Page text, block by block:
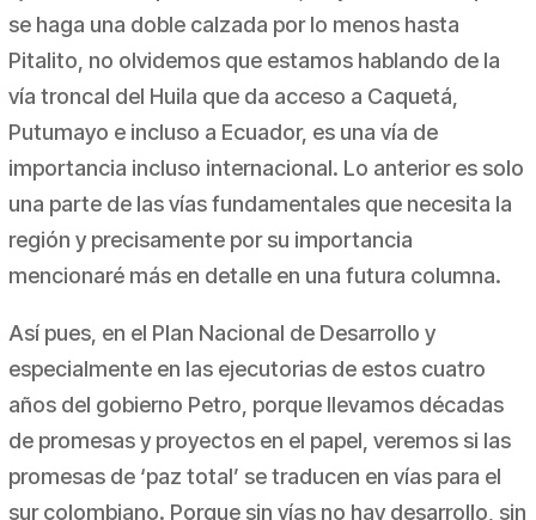
se haga una doble calzada por lo menos hasta
Pitalito, no olvidemos que estamos hablando de la
vía troncal del Huila que da acceso a Caquetá,
Putumayo e incluso a Ecuador, es una vía de
importancia incluso internacional. Lo anterior es solo
una parte de las vías fundamentales que necesita la
región y precisamente por su importancia
mencionaré más en detalle en una futura columna.
Así pues, en el Plan Nacional de Desarrollo y
especialmente en las ejecutorias de estos cuatro
años del gobierno Petro, porque llevamos décadas
de promesas y proyectos en el papel, veremos si las
promesas de ‘paz total’ se traducen en vías para el
sur colombiano. Porque sin vías no hay desarrollo, sin